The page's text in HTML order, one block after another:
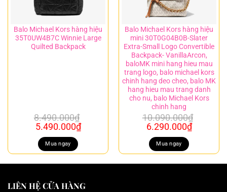
Balo Michael Kors hàng hiệu
35T0UW4B7C Winnie Large
Quilted Backpack
8.490.000₫
Giá
gốc
là:
8.490.000₫.
5.490.000₫Giá
hiện
là:
5.490.000₫.
Mua ngay
Balo Michael Kors hàng hiệu
mini 30T0G04B0B-Slater
Extra-Small Logo Convertible
Backpack- VanillaArcon,
baloMK mini hang hieu mau
trang logo, balo michael kors
chinh hang deo cheo, balo MK
hang hieu mau trang danh
cho nu, balo Michael Kors
chinh hang
10.090.000₫
Giá
gốc
là:
10.090.000₫.
6.290.000₫Giá
hiện
là:
Mua ngay
LIÊN HỆ CỬA HÀNG